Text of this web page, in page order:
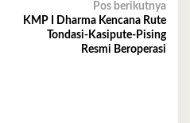
Pos berikutnya
KMP I Dharma Kencana Rute
Tondasi-Kasipute-Pising
Resmi Beroperasi